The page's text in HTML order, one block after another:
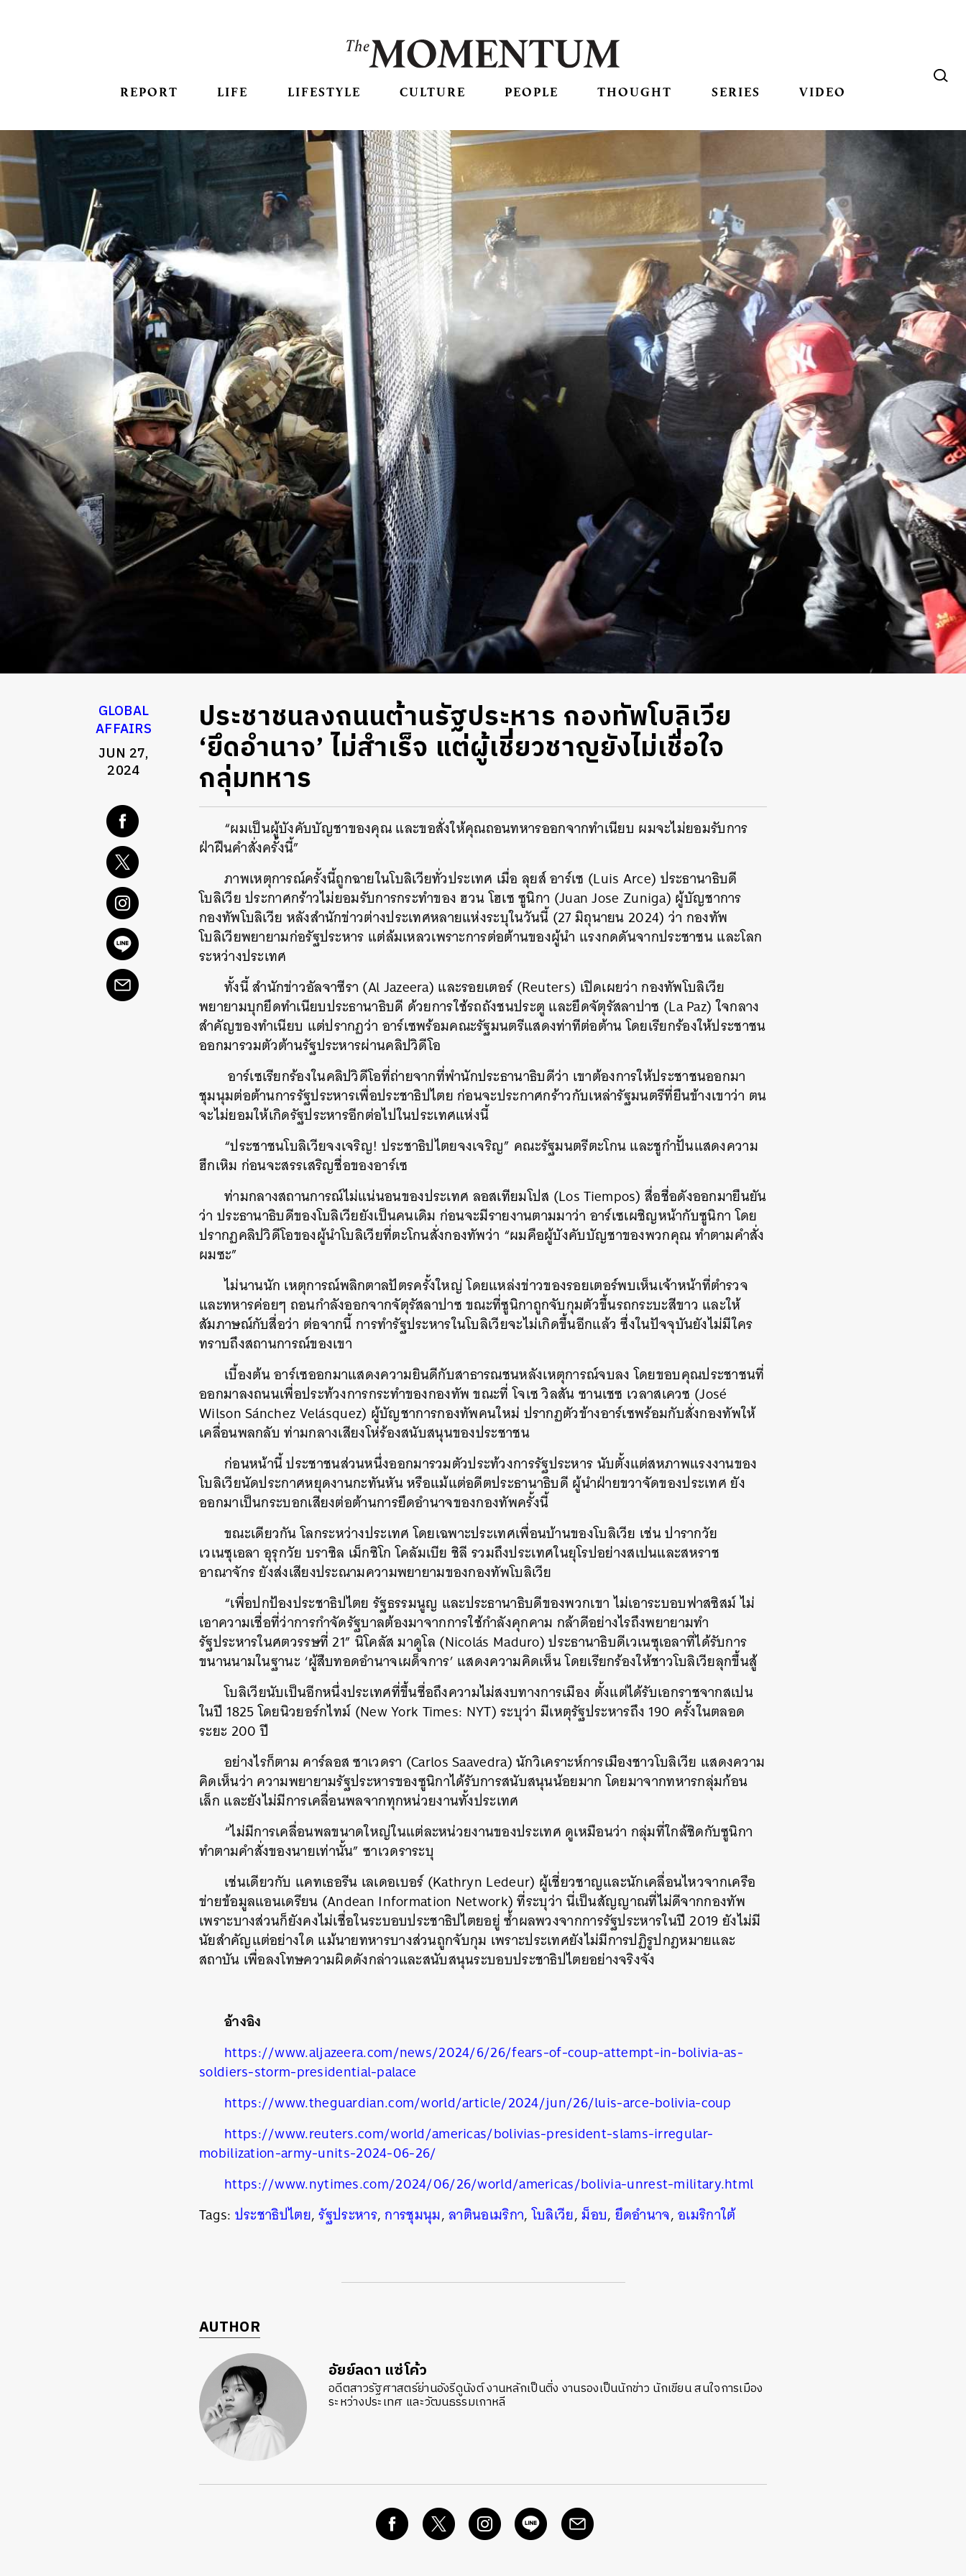
REPORT LIFE LIFESTYLE CULTURE PEOPLE THOUGHT SERIES VIDEO
GLOBAL
AFFAIRS
JUN 27,
2024
ประชาชนลงถนนต้านรัฐประหาร กองทัพโบลิเวีย
‘ยึดอำนาจ’ ไม่สำเร็จ แต่ผู้เชี่ยวชาญยังไม่เชื่อใจ
กลุ่มทหาร
“ผมเป็นผู้บังคับบัญชาของคุณ และขอสั่งให้คุณถอนทหารออกจากทำเนียบ ผมจะไม่ยอมรับการ
ฝ่าฝืนคำสั่งครั้งนี้”
ภาพเหตุการณ์ครั้งนี้ถูกฉายในโบลิเวียทั่วประเทศ เมื่อ ลุยส์ อาร์เซ (Luis Arce) ประธานาธิบดี
โบลิเวีย ประกาศกร้าวไม่ยอมรับการกระทำของ ฮวน โฮเซ ซูนิกา (Juan Jose Zuniga) ผู้บัญชาการ
กองทัพโบลิเวีย หลังสำนักข่าวต่างประเทศหลายแห่งระบุในวันนี้ (27 มิถุนายน 2024) ว่า กองทัพ
โบลิเวียพยายามก่อรัฐประหาร แต่ล้มเหลวเพราะการต่อต้านของผู้นำ แรงกดดันจากประชาชน และโลก
ระหว่างประเทศ
ทั้งนี้ สำนักข่าวอัลจาซีรา (Al Jazeera) และรอยเตอร์ (Reuters) เปิดเผยว่า กองทัพโบลิเวีย
พยายามบุกยึดทำเนียบประธานาธิบดี ด้วยการใช้รถถังชนประตู และยึดจัตุรัสลาปาซ (La Paz) ใจกลาง
สำคัญของทำเนียบ แต่ปรากฏว่า อาร์เซพร้อมคณะรัฐมนตรีแสดงท่าทีต่อต้าน โดยเรียกร้องให้ประชาชน
ออกมารวมตัวต้านรัฐประหารผ่านคลิปวิดีโอ
อาร์เซเรียกร้องในคลิปวิดีโอที่ถ่ายจากที่พำนักประธานาธิบดีว่า เขาต้องการให้ประชาชนออกมา
ชุมนุมต่อต้านการรัฐประหารเพื่อประชาธิปไตย ก่อนจะประกาศกร้าวกับเหล่ารัฐมนตรีที่ยืนข้างเขาว่า ตน
จะไม่ยอมให้เกิดรัฐประหารอีกต่อไปในประเทศแห่งนี้
“ประชาชนโบลิเวียจงเจริญ! ประชาธิปไตยจงเจริญ” คณะรัฐมนตรีตะโกน และชูกำปั้นแสดงความ
ฮึกเหิม ก่อนจะสรรเสริญชื่อของอาร์เซ
ท่ามกลางสถานการณ์ไม่แน่นอนของประเทศ ลอสเทียมโปส (Los Tiempos) สื่อชื่อดังออกมายืนยัน
ว่า ประธานาธิบดีของโบลิเวียยังเป็นคนเดิม ก่อนจะมีรายงานตามมาว่า อาร์เซเผชิญหน้ากับซูนิกา โดย
ปรากฏคลิปวิดีโอของผู้นำโบลิเวียที่ตะโกนสั่งกองทัพว่า “ผมคือผู้บังคับบัญชาของพวกคุณ ทำตามคำสั่ง
ผมซะ”
ไม่นานนัก เหตุการณ์พลิกตาลปัตรครั้งใหญ่ โดยแหล่งข่าวของรอยเตอร์พบเห็นเจ้าหน้าที่ตำรวจ
และทหารค่อยๆ ถอนกำลังออกจากจัตุรัสลาปาซ ขณะที่ซูนิกาถูกจับกุมตัวขึ้นรถกระบะสีขาว และให้
สัมภาษณ์กับสื่อว่า ต่อจากนี้ การทำรัฐประหารในโบลิเวียจะไม่เกิดขึ้นอีกแล้ว ซึ่งในปัจจุบันยังไม่มีใคร
ทราบถึงสถานการณ์ของเขา
เบื้องต้น อาร์เซออกมาแสดงความยินดีกับสาธารณชนหลังเหตุการณ์จบลง โดยขอบคุณประชาชนที่
ออกมาลงถนนเพื่อประท้วงการกระทำของกองทัพ ขณะที่ โจเซ วิลสัน ซานเชซ เวลาสเควซ (José
Wilson Sánchez Velásquez) ผู้บัญชาการกองทัพคนใหม่ ปรากฏตัวข้างอาร์เซพร้อมกับสั่งกองทัพให้
เคลื่อนพลกลับ ท่ามกลางเสียงโห่ร้องสนับสนุนของประชาชน
ก่อนหน้านี้ ประชาชนส่วนหนึ่งออกมารวมตัวประท้วงการรัฐประหาร นับตั้งแต่สหภาพแรงงานของ
โบลิเวียนัดประกาศหยุดงานกะทันหัน หรือแม้แต่อดีตประธานาธิบดี ผู้นำฝ่ายขวาจัดของประเทศ ยัง
ออกมาเป็นกระบอกเสียงต่อต้านการยึดอำนาจของกองทัพครั้งนี้
ขณะเดียวกัน โลกระหว่างประเทศ โดยเฉพาะประเทศเพื่อนบ้านของโบลิเวีย เช่น ปารากวัย
เวเนซุเอลา อุรุกวัย บราซิล เม็กซิโก โคลัมเบีย ชิลี รวมถึงประเทศในยุโรปอย่างสเปนและสหราช
อาณาจักร ยังส่งเสียงประณามความพยายามของกองทัพโบลิเวีย
“เพื่อปกป้องประชาธิปไตย รัฐธรรมนูญ และประธานาธิบดีของพวกเขา ไม่เอาระบอบฟาสซิสม์ ไม่
เอาความเชื่อที่ว่าการกำจัดรัฐบาลต้องมาจากการใช้กำลังคุกคาม กล้าดีอย่างไรถึงพยายามทำ
รัฐประหารในศตวรรษที่ 21” นิโคลัส มาดูโล (Nicolás Maduro) ประธานาธิบดีเวเนซุเอลาที่ได้รับการ
ขนานนามในฐานะ ‘ผู้สืบทอดอำนาจเผด็จการ’ แสดงความคิดเห็น โดยเรียกร้องให้ชาวโบลิเวียลุกขึ้นสู้
โบลิเวียนับเป็นอีกหนึ่งประเทศที่ขึ้นชื่อถึงความไม่สงบทางการเมือง ตั้งแต่ได้รับเอกราชจากสเปน
ในปี 1825 โดยนิวยอร์กไทม์ (New York Times: NYT) ระบุว่า มีเหตุรัฐประหารถึง 190 ครั้งในตลอด
ระยะ 200 ปี
อย่างไรก็ตาม คาร์ลอส ซาเวดรา (Carlos Saavedra) นักวิเคราะห์การเมืองชาวโบลิเวีย แสดงความ
คิดเห็นว่า ความพยายามรัฐประหารของซูนิกาได้รับการสนับสนุนน้อยมาก โดยมาจากทหารกลุ่มก้อน
เล็ก และยังไม่มีการเคลื่อนพลจากทุกหน่วยงานทั้งประเทศ
“ไม่มีการเคลื่อนพลขนาดใหญ่ในแต่ละหน่วยงานของประเทศ ดูเหมือนว่า กลุ่มที่ใกล้ชิดกับซูนิกา
ทำตามคำสั่งของนายเท่านั้น” ซาเวดราระบุ
เช่นเดียวกับ แคทเธอรีน เลเดอเบอร์ (Kathryn Ledeur) ผู้เชี่ยวชาญและนักเคลื่อนไหวจากเครือ
ข่ายข้อมูลแอนเดรียน (Andean Information Network) ที่ระบุว่า นี่เป็นสัญญาณที่ไม่ดีจากกองทัพ
เพราะบางส่วนก็ยังคงไม่เชื่อในระบอบประชาธิปไตยอยู่ ซ้ำผลพวงจากการรัฐประหารในปี 2019 ยังไม่มี
นัยสำคัญแต่อย่างใด แม้นายทหารบางส่วนถูกจับกุม เพราะประเทศยังไม่มีการปฏิรูปกฎหมายและ
สถาบัน เพื่อลงโทษความผิดดังกล่าวและสนับสนุนระบอบประชาธิปไตยอย่างจริงจัง
อ้างอิง
https://www.aljazeera.com/news/2024/6/26/fears-of-coup-attempt-in-bolivia-as-
soldiers-storm-presidential-palace
https://www.theguardian.com/world/article/2024/jun/26/luis-arce-bolivia-coup
https://www.reuters.com/world/americas/bolivias-president-slams-irregular-
mobilization-army-units-2024-06-26/
https://www.nytimes.com/2024/06/26/world/americas/bolivia-unrest-military.html
Tags: ประชาธิปไตย,รัฐประหาร,การชุมนุม,ลาตินอเมริกา,โบลิเวีย,ม็อบ, ยึดอำนาจ,อเมริกาใต้
AUTHOR
อัยย์ลดา แซ่โค้ว
อดีตสาวรัฐศาสตร์ย่านอังรีดูนังต์ งานหลักเป็นติ่ง งานรองเป็นนักข่าว นักเขียน สนใจการเมือง
ระหว่างประเทศ และวัฒนธรรมเกาหลี
ค้นหา
SHARE TWEET LINE EMAIL